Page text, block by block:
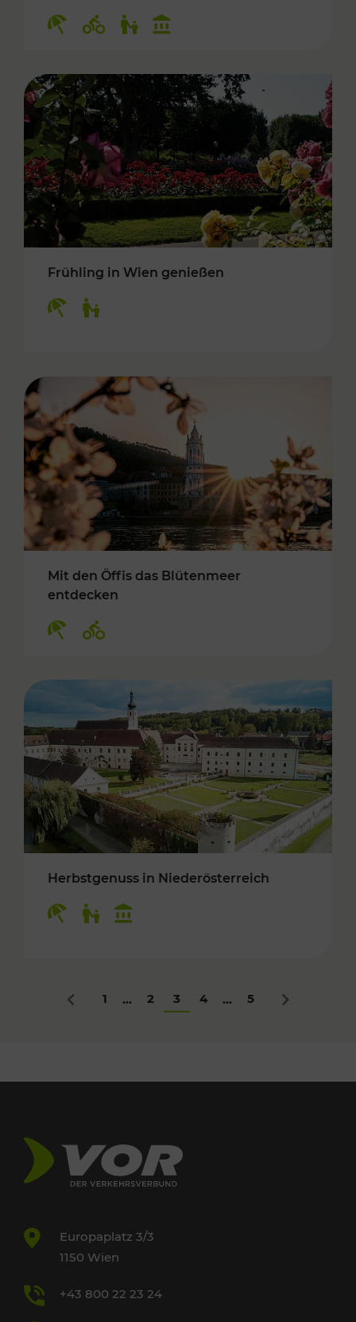
Frühling in Wien genießen
Mit den Öffis das Blütenmeer
entdecken
Herbstgenuss in Niederösterreich
Zurück
1 ... 2 3 4 ... 5 Nächstes
Europaplatz 3/3
1150 Wien
+43 800 22 23 24